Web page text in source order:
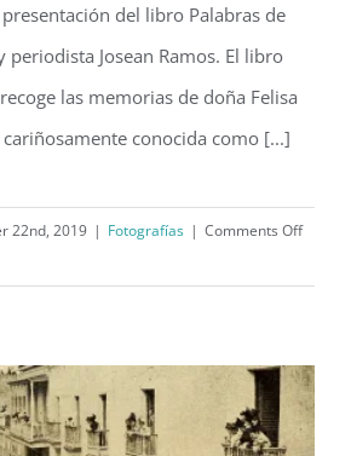
del libro Palabras de
periodista Josean Ramos. El libro
las memorias de doña Felisa
conocida como [...]
22nd, 2019 | Fotografías | Comments Offon
Jaime